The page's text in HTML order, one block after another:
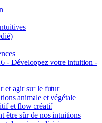
- Développez votre intuition -
et agir sur le futur
animale et végétale
et flow créatif
être sûr de nos intuitions